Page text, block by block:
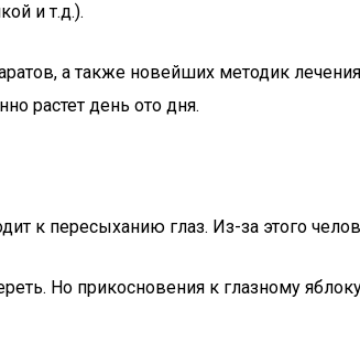
и т.д.).
а также новейших методик
растет день ото дня.
к пересыханию глаз. Из-за этого
Но прикосновения к глазному